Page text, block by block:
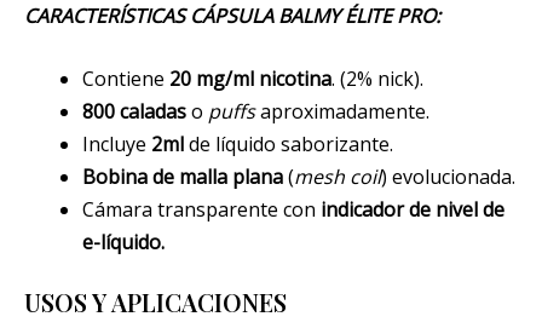
CARACTERÍSTICAS CÁPSULA BALMY ÉLITE PRO:
Contiene 20 mg/ml nicotina. (2% nick).
800 caladaso puffsaproximadamente.
Incluye 2mlde líquido saborizante.
Bobina de malla plana(mesh coil) evolucionada.
Cámara transparente con indicador de nivel de
e-líquido.
USOS Y APLICACIONES